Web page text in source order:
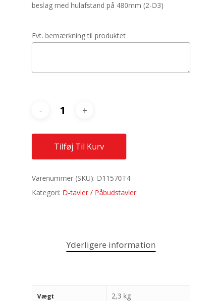
beslag med hulafstand på 480mm (2-D3)
Evt. bemærkning til produktet
Tilføj Til Kurv
Varenummer (SKU): D11570T4
Kategori: D-tavler / Påbudstavler
Yderligere information
Vægt 2,3 kg